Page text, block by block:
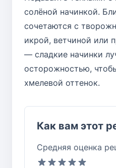
солёной начинкой.
сочетаются с
икрой, ветчиной или
— сладкие начинки
осторожностью,
хмелевой оттенок.
Как вам этот
Средняя оценка